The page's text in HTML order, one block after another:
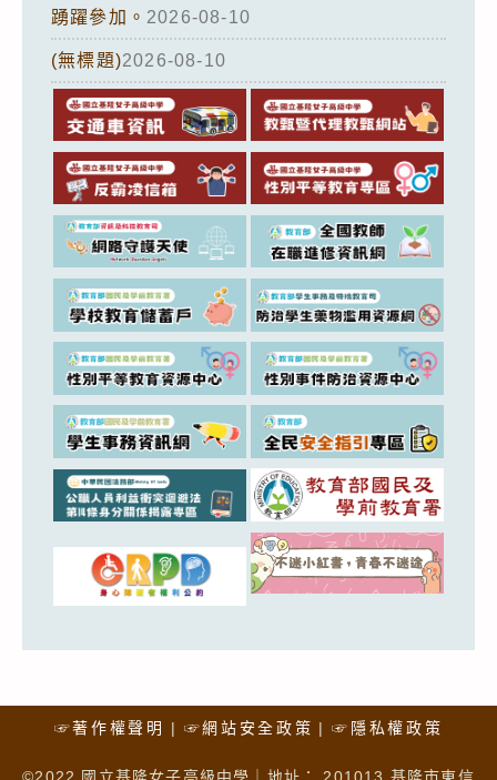
踴躍參加。 2026-08-10
(無標題)2026-08-10
☞著作權聲明 ☞網站安全政策 ☞隱私權政策
©2022 國立基隆女子高級中學｜地址： 201013 基隆市東信